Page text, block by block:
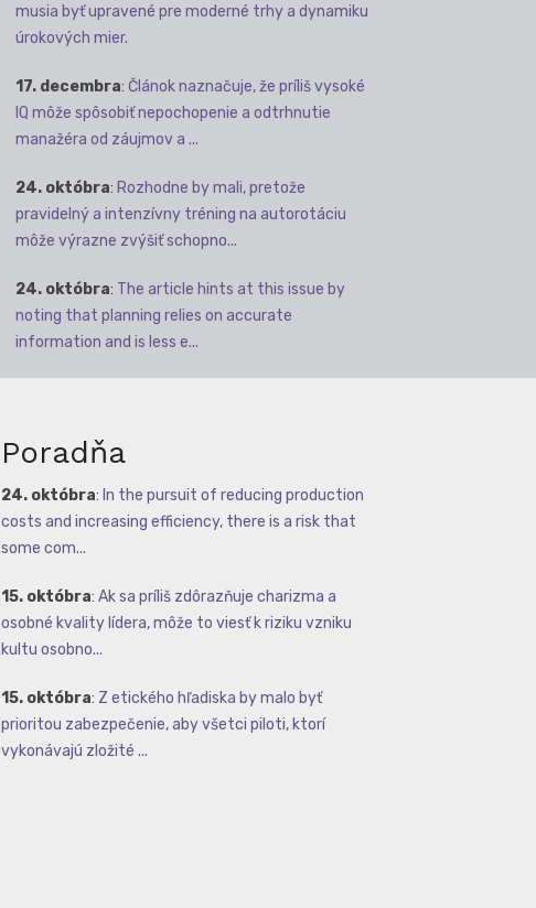
musia byť upravené pre moderné trhy a dynamiku
úrokových mier.
17. decembra: Článok naznačuje, že príliš vysoké
IQ môže spôsobiť nepochopenie a odtrhnutie
manažéra od záujmov a ...
24. októbra: Rozhodne by mali, pretože
pravidelný a intenzívny tréning na autorotáciu
môže výrazne zvýšiť schopno...
24. októbra: The article hints at this issue by
noting that planning relies on accurate
information and is less e...
Poradňa
24. októbra: In the pursuit of reducing production
costs and increasing efficiency, there is a risk that
some com...
15. októbra: Ak sa príliš zdôrazňuje charizma a
osobné kvality lídera, môže to viesť k riziku vzniku
kultu osobno...
15. októbra: Z etického hľadiska by malo byť
prioritou zabezpečenie, aby všetci piloti, ktorí
vykonávajú zložité ...